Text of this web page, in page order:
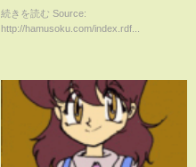
日本はわれわれを守らない」日
米安全保障条約の内容が不公平
続きを読む Source:
http://hamusoku.com/index.rdf...